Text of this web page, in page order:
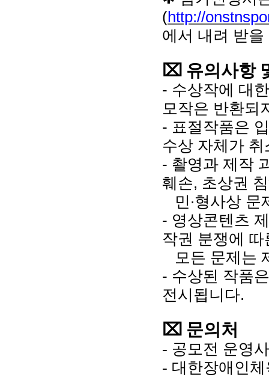
(http://
에서 내려 받
⌧ 유의사항
- 수상작에 대
모작은 반환되
- 표절작품은
수상 자체가
- 촬영과 제작
훼손, 초상권
민∙형사상 문
- 영상콘텐츠
작권 분쟁에 따
모든 문제는
- 수상된 작품
전시됩니다.
⌧ 문의처
- 공모전 운영
- 대한장애인체